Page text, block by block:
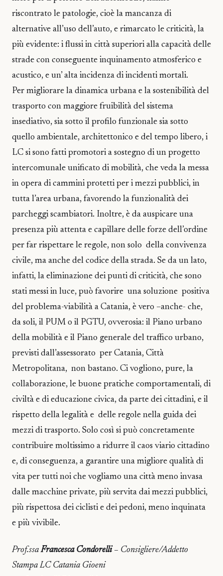
riscontrato le patologie, cioè la mancanza di
alternative all’uso dell’auto, e rimarcato le criticità, la
più evidente: i flussi in città superiori alla capacità delle
strade con conseguente inquinamento atmosferico e
acustico, e un’ alta incidenza di incidenti mortali.
Per migliorare la dinamica urbana e la sostenibilità del
trasporto con maggiore fruibilità del sistema
insediativo, sia sotto il profilo funzionale sia sotto
quello ambientale, architettonico e del tempo libero, i
LC si sono fatti promotori a sostegno di un progetto
intercomunale unificato di mobilità, che veda la messa
in opera di cammini protetti per i mezzi pubblici, in
tutta l’area urbana, favorendo la funzionalità dei
parcheggi scambiatori. Inoltre, è da auspicare una
presenza più attenta e capillare delle forze dell’ordine
per far rispettare le regole, non solo della convivenza
civile, ma anche del codice della strada. Se da un lato,
infatti, la eliminazione dei punti di criticità, che sono
stati messi in luce, può favorire una soluzione positiva
del problema-viabilità a Catania, è vero –anche- che,
da soli, il PUM o il PGTU, ovverosia: il Piano urbano
della mobilità e il Piano generale del traffico urbano,
previsti dall’assessorato per Catania, Città
Metropolitana, non bastano. Ci vogliono, pure, la
collaborazione, le buone pratiche comportamentali, di
civiltà e di educazione civica, da parte dei cittadini, e il
rispetto della legalità e delle regole nella guida dei
mezzi di trasporto. Solo così si può concretamente
contribuire moltissimo a ridurre il caos viario cittadino
e, di conseguenza, a garantire una migliore qualità di
vita per tutti noi che vogliamo una città meno invasa
dalle macchine private, più servita dai mezzi pubblici,
più rispettosa dei ciclisti e dei pedoni, meno inquinata
e più vivibile.
Prof.ssaFrancesca Condorelli – Consigliere/Addetto
Stampa LC Catania Gioeni